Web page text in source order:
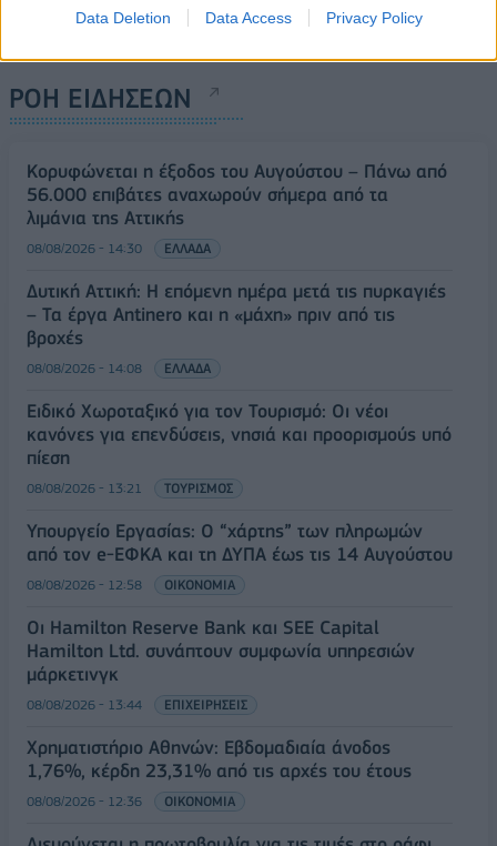
Data Deletion Data Access Privacy Policy
ΡΟΗ ΕΙΔΗΣΕΩΝ
Κορυφώνεται η έξοδος του Αυγούστου – Πάνω από
56.000 επιβάτες αναχωρούν σήμερα από τα
λιμάνια της Αττικής
08/08/2026 - 14:30 ΕΛΛΑΔΑ
Δυτική Αττική: Η επόμενη ημέρα μετά τις πυρκαγιές
– Τα έργα Antinero και η «μάχη» πριν από τις
βροχές
08/08/2026 - 14:08 ΕΛΛΑΔΑ
Ειδικό Χωροταξικό για τον Τουρισμό: Οι νέοι
κανόνες για επενδύσεις, νησιά και προορισμούς υπό
πίεση
08/08/2026 - 13:21 ΤΟΥΡΙΣΜΟΣ
Υπουργείο Εργασίας: Ο “χάρτης” των πληρωμών
από τον e-ΕΦΚΑ και τη ΔΥΠΑ έως τις 14 Αυγούστου
08/08/2026 - 12:58 ΟΙΚΟΝΟΜΙΑ
Οι Hamilton Reserve Bank και SEE Capital
Hamilton Ltd. συνάπτουν συμφωνία υπηρεσιών
μάρκετινγκ
08/08/2026 - 13:44 ΕΠΙΧΕΙΡΗΣΕΙΣ
Χρηματιστήριο Αθηνών: Εβδομαδιαία άνοδος
1,76%, κέρδη 23,31% από τις αρχές του έτους
08/08/2026 - 12:36 ΟΙΚΟΝΟΜΙΑ